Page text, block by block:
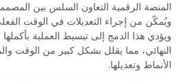
المنصة الرقمية التعاون السلس بين
ويُمكّن من إجراء التعديلات في الوقت
ويؤدي هذا الدمج إلى تبسيط العملية بأكملها
النهائي، مما يقلل بشكل كبير من الوقت
الأنماط وتعديلها.